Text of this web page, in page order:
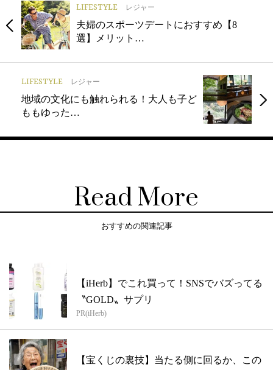
LIFESTYLE レジャー
夫婦のスポーツデートにおすすめ【8
選】メリット…
LIFESTYLE レジャー
地域の文化にも触れられる！大人も子ど
ももゆった…
Read More
おすすめの関連記事
【iHerb】でこれ買って！SNSでバズってる
〝GOLD〟サプリ
PR(iHerb)
【宝くじの裏技】当たる側に回るか、この